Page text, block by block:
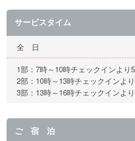
サービスタイム
全 日
1部：7時～10時チェックインより
2部：10時～13時チェックインよ
3部：13時～16時チェックインよ
ご 宿 泊